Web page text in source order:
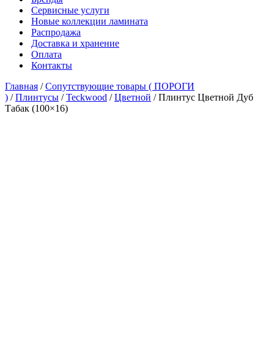
Сервисные услуги
Новые коллекции ламината
Распродажа
Доставка и хранение
Оплата
Контакты
Главная /Сопутствующие товары ( ПОРОГИ
) /Плинтусы /Teckwood /Цветной / Плинтус Цветной Дуб
Табак (100×16)